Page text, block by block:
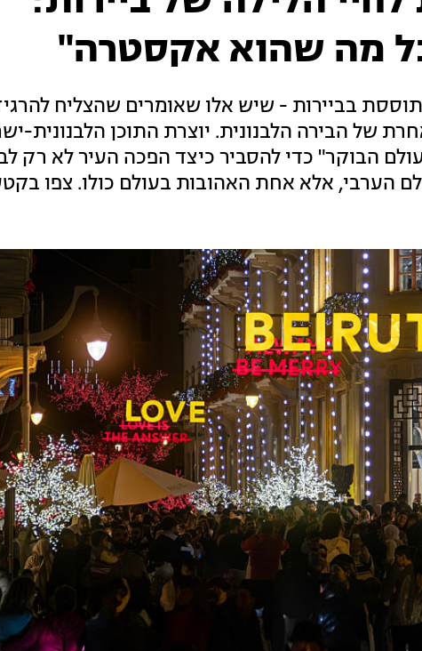
מה שהוא אקסטרה"
תוססת בביירות - שיש אלו שאומרים שהצליח
של הבירה הלבנונית. יוצרת התוכן הלבנונית-
הבוקר" כדי להסביר כיצד הפכה העיר לא רק
הערבי, אלא אחת האהובות בעולם כולו. צפו